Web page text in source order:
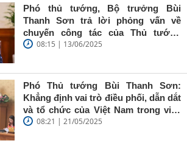
báo trẻ cần
giữ vững
'tâm trong,
Phó thủ tướng, Bộ trưởng Bùi
Thanh Sơn trả lời phỏng vấn về
chuyến công tác của Thủ tướng
Chính phủ đến Estonia, Pháp và
08:15 | 13/06/2025
Phó Thủ tướng Bùi Thanh Sơn:
Khẳng định vai trò điều phối, dẫn dắt
và tổ chức của Việt Nam trong việc
đề cao chủ nghĩa đa phương, đoàn
08:21 | 21/05/2025